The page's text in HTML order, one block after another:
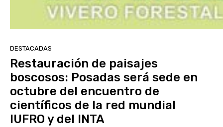
DESTACADAS
Restauración de paisajes
boscosos: Posadas será sede en
octubre del encuentro de
científicos de la red mundial
IUFRO y del INTA